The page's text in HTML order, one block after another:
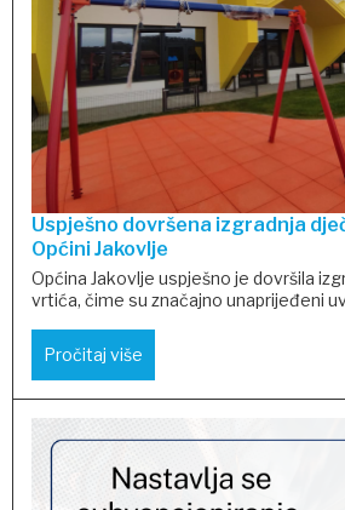
Uspješno dovršena izgradnja
Općini Jakovlje
Općina Jakovlje uspješno je dovršila
vrtića, čime su značajno unaprijeđeni
Pročitaj više